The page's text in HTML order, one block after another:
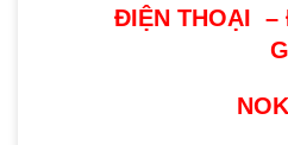
ĐIỆN THOẠI –